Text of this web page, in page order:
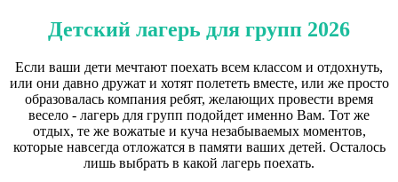
Детский лагерь для групп 2026
Если ваши дети мечтают поехать всем классом и отдохнуть,
или они давно дружат и хотят полететь вместе, или же просто
образовалась компания ребят, желающих провести время
весело - лагерь для групп подойдет именно Вам. Тот же
отдых, те же вожатые и куча незабываемых моментов,
которые навсегда отложатся в памяти ваших детей. Осталось
лишь выбрать в какой лагерь поехать.